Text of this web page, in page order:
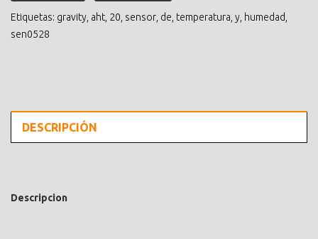
Etiquetas: gravity aht 20 sensor de temperatura y humedad
sen0528
DESCRIPCIÓN
Descripcion